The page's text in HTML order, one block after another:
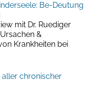
Be-Deutung
mit Dr. Ruediger
&
Krankheiten bei